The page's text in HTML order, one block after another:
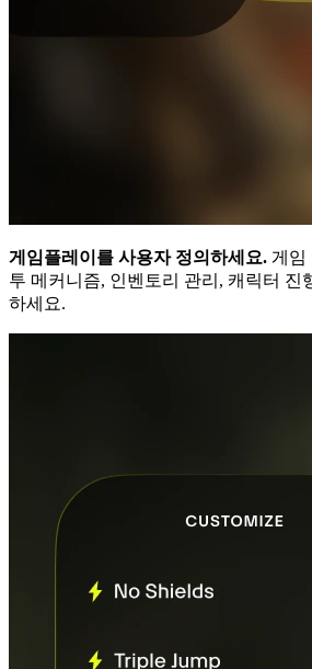
게임플레이를 사용자 정의하세요. 게임
투 메커니즘, 인벤토리 관리, 캐릭터 진
하세요.